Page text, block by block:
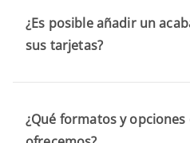
¿Es posible añadir un
sus tarjetas?
¿Qué formatos y